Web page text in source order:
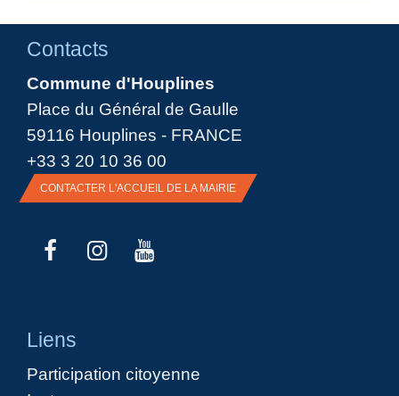
Contacts
Commune d'Houplines
Place du Général de Gaulle
59116 Houplines - FRANCE
+33 3 20 10 36 00
CONTACTER L'ACCUEIL DE LA MAIRIE
Liens
Participation citoyenne